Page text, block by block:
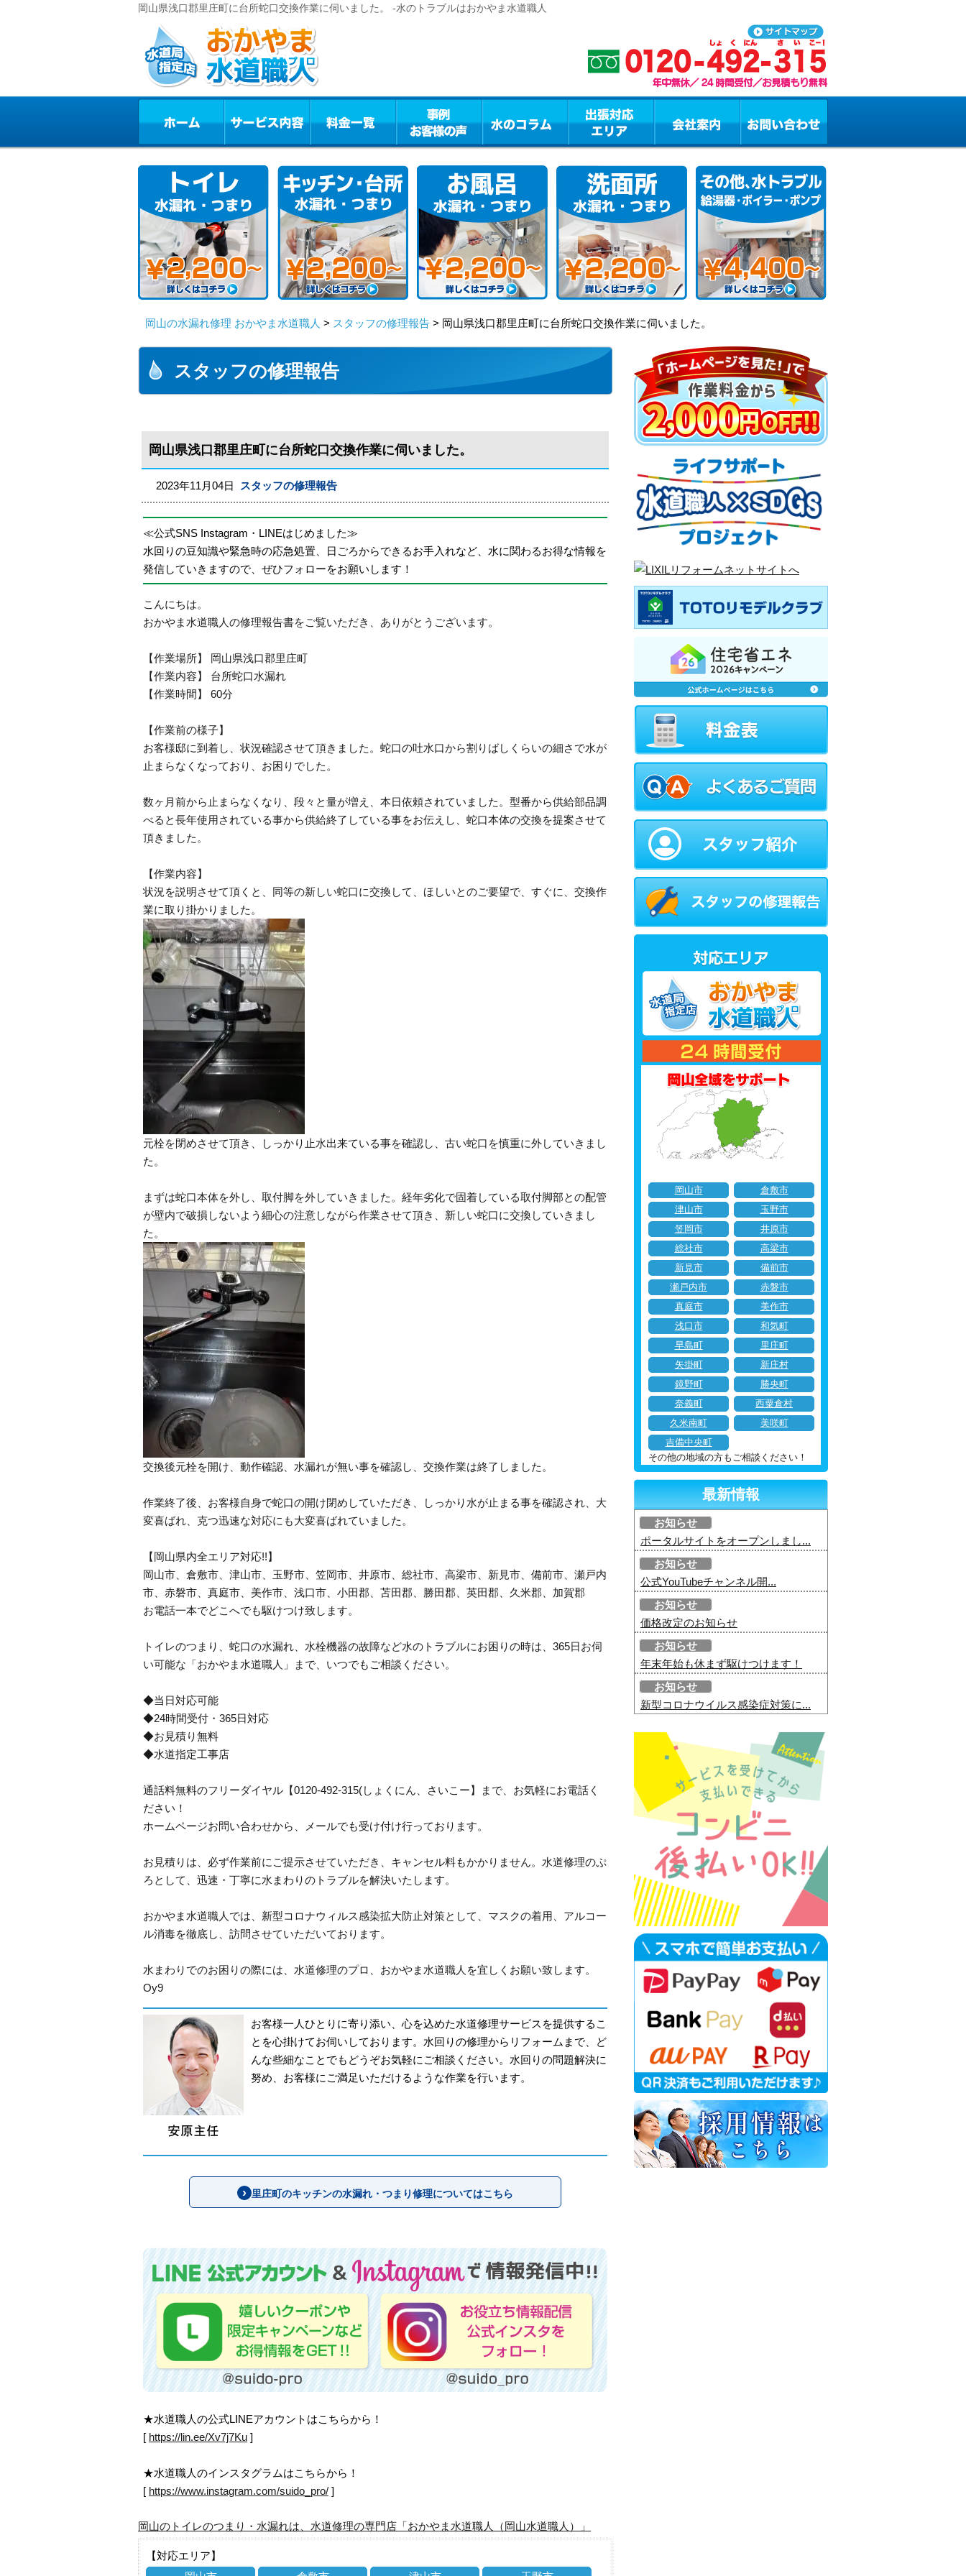
岡山県浅口郡里庄町に台所蛇口交換作業に伺いました。 -水のトラブルはおかやま水道職人
岡山の水漏れ修理 おかやま水道職人 > スタッフの修理報告 > 岡山県浅口郡里庄町に台所蛇口交換作業に伺いました。
スタッフの修理報告
岡山県浅口郡里庄町に台所蛇口交換作業に伺いました。
2023年11月04日 スタッフの修理報告
≪公式SNS Instagram・LINEはじめました≫
水回りの豆知識や緊急時の応急処置、日ごろからできるお手入れなど、水に関わるお得な情報を
発信していきますので、ぜひフォローをお願いします！
こんにちは。
おかやま水道職人の修理報告書をご覧いただき、ありがとうございます。
【作業場所】 岡山県浅口郡里庄町
【作業内容】 台所蛇口水漏れ
【作業時間】 60分
【作業前の様子】
お客様邸に到着し、状況確認させて頂きました。蛇口の吐水口から割りばしくらいの細さで水が
止まらなくなっており、お困りでした。
数ヶ月前から止まらなくなり、段々と量が増え、本日依頼されていました。型番から供給部品調
べると長年使用されている事から供給終了している事をお伝えし、蛇口本体の交換を提案させて
頂きました。
【作業内容】
状況を説明させて頂くと、同等の新しい蛇口に交換して、ほしいとのご要望で、すぐに、交換作
業に取り掛かりました。
元栓を閉めさせて頂き、しっかり止水出来ている事を確認し、古い蛇口を慎重に外していきまし
た。
まずは蛇口本体を外し、取付脚を外していきました。経年劣化で固着している取付脚部との配管
が壁内で破損しないよう細心の注意しながら作業させて頂き、新しい蛇口に交換していきまし
た。
交換後元栓を開け、動作確認、水漏れが無い事を確認し、交換作業は終了しました。
作業終了後、お客様自身で蛇口の開け閉めしていただき、しっかり水が止まる事を確認され、大
変喜ばれ、克つ迅速な対応にも大変喜ばれていました。
【岡山県内全エリア対応!!】
岡山市、倉敷市、津山市、玉野市、笠岡市、井原市、総社市、高梁市、新見市、備前市、瀬戸内
市、赤磐市、真庭市、美作市、浅口市、小田郡、苫田郡、勝田郡、英田郡、久米郡、加賀郡
お電話一本でどこへでも駆けつけ致します。
トイレのつまり、蛇口の水漏れ、水栓機器の故障など水のトラブルにお困りの時は、365日お伺
い可能な「おかやま水道職人」まで、いつでもご相談ください。
◆当日対応可能
◆24時間受付・365日対応
◆お見積り無料
◆水道指定工事店
通話料無料のフリーダイヤル【0120-492-315(しょくにん、さいこー】まで、お気軽にお電話く
ださい！
ホームページお問い合わせから、メールでも受け付け行っております。
お見積りは、必ず作業前にご提示させていただき、キャンセル料もかかりません。水道修理のぷ
ろとして、迅速・丁寧に水まわりのトラブルを解決いたします。
おかやま水道職人では、新型コロナウィルス感染拡大防止対策として、マスクの着用、アルコー
ル消毒を徹底し、訪問させていただいております。
水まわりでのお困りの際には、水道修理のプロ、おかやま水道職人を宜しくお願い致します。
Oy9
お客様一人ひとりに寄り添い、心を込めた水道修理サービスを提供するこ
とを心掛けてお伺いしております。水回りの修理からリフォームまで、ど
んな些細なことでもどうぞお気軽にご相談ください。水回りの問題解決に
努め、お客様にご満足いただけるような作業を行います。
里庄町のキッチンの水漏れ・つまり修理についてはこちら
★水道職人の公式LINEアカウントはこちらから！
[ https://lin.ee/Xv7j7Ku ]
★水道職人のインスタグラムはこちらから！
[ https://www.instagram.com/suido_pro/ ]
岡山のトイレのつまり・水漏れは、水道修理の専門店「おかやま水道職人（岡山水道職人）」
【対応エリア】
岡山市
倉敷市
津山市
玉野市
笠岡市
井原市
総社市
高梁市
新見市
備前市
瀬戸内市
赤磐市
真庭市
美作市
浅口市
和気町
早島町
里庄町
矢掛町
新庄村
鏡野町
勝央町
奈義町
西粟倉村
久米南町
美咲町
吉備中央町
その他の地域の方もご相談ください！
最新情報
お知らせ
ポータルサイトをオープンしまし...
お知らせ
公式YouTubeチャンネル開...
お知らせ
価格改定のお知らせ
お知らせ
年末年始も休まず駆けつけます！
お知らせ
新型コロナウイルス感染症対策に...